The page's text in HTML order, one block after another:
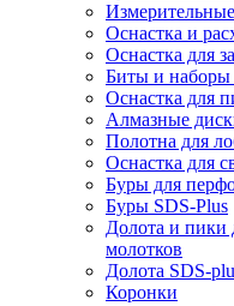
Оснастка и
Оснастка для
Биты и наборы
Оснастка для
Алмазные
Полотна для
Оснастка для
Буры для
Буры SDS-Plus
Долота и пики
молотков
Долота SDS-
Коронки